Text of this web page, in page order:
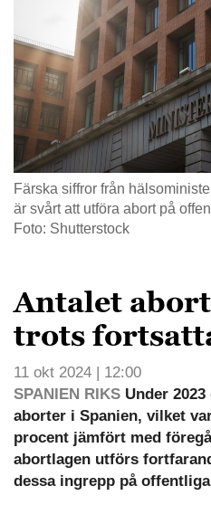
Färska siffror från
är svårt att utföra abort på
Foto: Shutterstock
Antalet
trots
11 okt 2024 | 12:00
SPANIEN RIKS Under
aborter i Spanien, vilket
procent jämfört med
abortlagen utförs
dessa ingrepp på